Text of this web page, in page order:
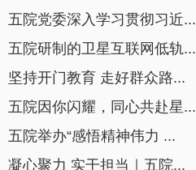
五院党委深入学习贯彻习近...
五院研制的卫星互联网低轨...
坚持开门教育 走好群众路...
五院因你闪耀，同心共赴星...
五院举办“感悟精神伟力 ...
凝心聚力 实干担当｜五院...